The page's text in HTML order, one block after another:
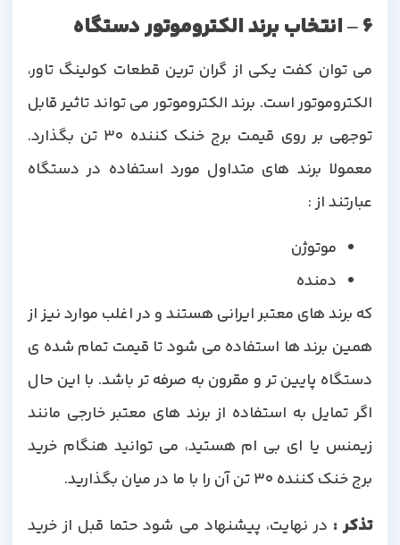
می توان کفت یکی از گران ترین قطعات کولینگ تاور،
الکتروموتور است. برند الکتروموتور می تواند تاثیر قابل
توجهی بر روی قیمت برج خنک کننده 30 تن بگذارد.
معمولا برند های متداول مورد استفاده در دستگاه
عبارتند از :
موتوژن
دمنده
که برند های معتبر ایرانی هستند و در اغلب موارد نیز از
همین برند ها استفاده می شود تا قیمت تمام شده ی
دستگاه پایین تر و مقرون به صرفه تر باشد. با این حال
اگر تمایل به استفاده از برند های معتبر خارجی مانند
زیمنس یا ای بی ام هستید، می توانید هنگام خرید
برج خنک کننده 30 تن آن را با ما در میان بگذارید.
تذکر:در نهایت، پیشنهاد می شود حتما قبل از خرید